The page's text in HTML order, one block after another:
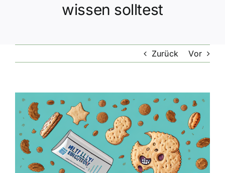
wissen solltest
Zurück Vor
Zeige
grösseres
Bild